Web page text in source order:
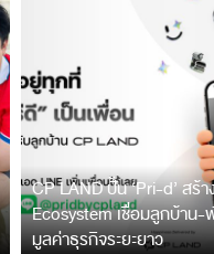
CP LAND ปั้น ‘Pri-d’ สร้
Ecosystem เชื่อมลูกบ้าน
มูลค่าธุรกิจระยะยาว